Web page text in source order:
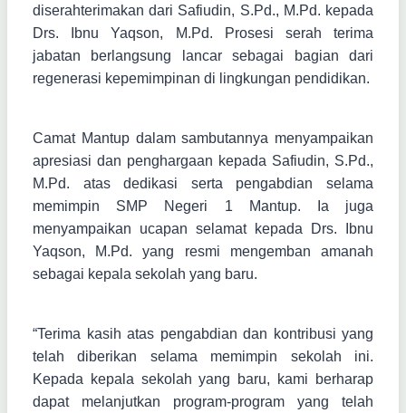
diserahterimakan dari Safiudin, S.Pd., M.Pd. kepada
Drs. Ibnu Yaqson, M.Pd. Prosesi serah terima
jabatan berlangsung lancar sebagai bagian dari
regenerasi kepemimpinan di lingkungan pendidikan.
Camat Mantup dalam sambutannya menyampaikan
apresiasi dan penghargaan kepada Safiudin, S.Pd.,
M.Pd. atas dedikasi serta pengabdian selama
memimpin SMP Negeri 1 Mantup. Ia juga
menyampaikan ucapan selamat kepada Drs. Ibnu
Yaqson, M.Pd. yang resmi mengemban amanah
sebagai kepala sekolah yang baru.
“Terima kasih atas pengabdian dan kontribusi yang
telah diberikan selama memimpin sekolah ini.
Kepada kepala sekolah yang baru, kami berharap
dapat melanjutkan program-program yang telah